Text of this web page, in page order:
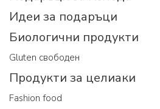
Идеи за подаръци
Биологични продукти
Gluten свободен
Продукти за целиаки
Fashion food